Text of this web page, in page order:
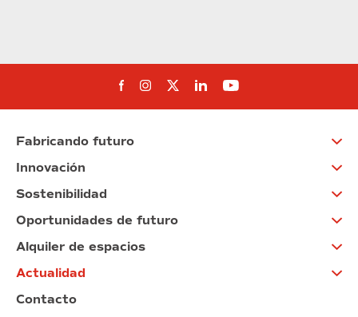
Síguenos en Facebook
Síguenos en Instagram
Síguenos en Twitter
Síguenos en Linkedin
Síguenos en
Fabricando futuro
Innovación
Sostenibilidad
Oportunidades de futuro
Alquiler de espacios
Actualidad
Contacto